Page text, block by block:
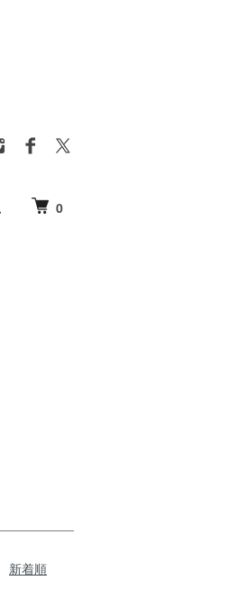
0
新着順